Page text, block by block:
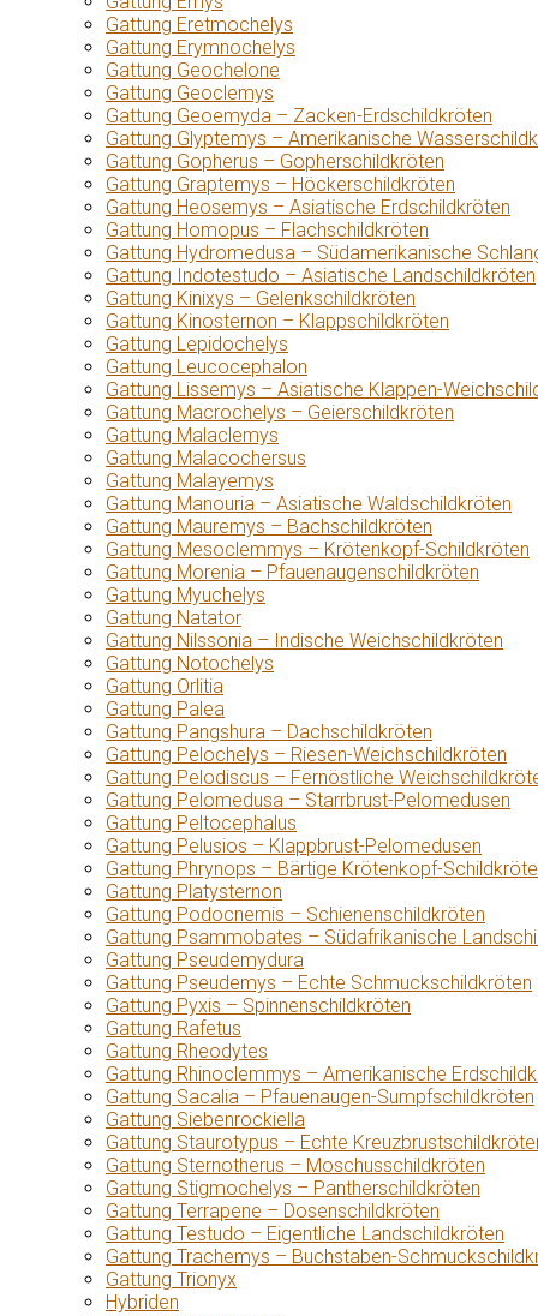
Gattung Eretmochelys
Gattung Erymnochelys
Gattung Geochelone
Gattung Geoclemys
Gattung Geoemyda – Zacken-Erdschildkröten
Gattung Glyptemys – Amerikanische
Gattung Gopherus – Gopherschildkröten
Gattung Graptemys – Höckerschildkröten
Gattung Heosemys – Asiatische Erdschildkröten
Gattung Homopus – Flachschildkröten
Gattung Hydromedusa – Südamerikanische
Gattung Indotestudo – Asiatische Landschildkröten
Gattung Kinixys – Gelenkschildkröten
Gattung Kinosternon – Klappschildkröten
Gattung Lepidochelys
Gattung Leucocephalon
Gattung Lissemys – Asiatische Klappen-
Gattung Macrochelys – Geierschildkröten
Gattung Malaclemys
Gattung Malacochersus
Gattung Malayemys
Gattung Manouria – Asiatische Waldschildkröten
Gattung Mauremys – Bachschildkröten
Gattung Mesoclemmys – Krötenkopf-Schildkröten
Gattung Morenia – Pfauenaugenschildkröten
Gattung Myuchelys
Gattung Natator
Gattung Nilssonia – Indische Weichschildkröten
Gattung Notochelys
Gattung Orlitia
Gattung Palea
Gattung Pangshura – Dachschildkröten
Gattung Pelochelys – Riesen-Weichschildkröten
Gattung Pelodiscus – Fernöstliche
Gattung Pelomedusa – Starrbrust-Pelomedusen
Gattung Peltocephalus
Gattung Pelusios – Klappbrust-Pelomedusen
Gattung Phrynops – Bärtige Krötenkopf-
Gattung Platysternon
Gattung Podocnemis – Schienenschildkröten
Gattung Psammobates – Südafrikanische
Gattung Pseudemydura
Gattung Pseudemys – Echte Schmuckschildkröten
Gattung Pyxis – Spinnenschildkröten
Gattung Rafetus
Gattung Rheodytes
Gattung Rhinoclemmys – Amerikanische
Gattung Sacalia – Pfauenaugen-Sumpfschildkröten
Gattung Siebenrockiella
Gattung Staurotypus – Echte
Gattung Sternotherus – Moschusschildkröten
Gattung Stigmochelys – Pantherschildkröten
Gattung Terrapene – Dosenschildkröten
Gattung Testudo – Eigentliche Landschildkröten
Gattung Trachemys – Buchstaben-
Gattung Trionyx
Hybriden